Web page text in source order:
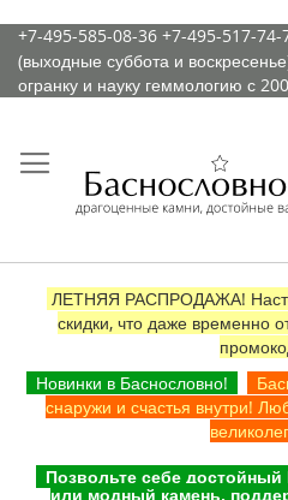
К
содержимому
+7-495-585-08-36 +7-495-517-74-
(выходные суббота и
огранку и науку геммологию с
ЛЕТНЯЯ РАСПРОДАЖА!
скидки, что даже временно
Новинки в Баснословно!
снаружи и счастья внутри!
Позвольте себе
или модный камень,